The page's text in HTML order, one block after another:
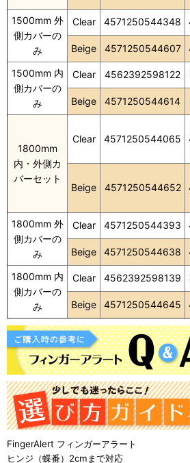
1500mm 外
側カバーの
み
Clear 4571250544348
Beige
4571250544607
1500mm 内
側カバーの
み
Clear 4562392598122
Beige
4571250544614
1800mm
内・外側カ
バーセット
Clear 4571250544065
Beige 4571250544652
1800mm 外
側カバーの
み
Clear 4571250544393
Beige
4571250544638
1800mm 内
側カバーの
み
Clear 4562392598139
Beige
4571250544645
FingerAlert フィンガーアラート
ヒンジ（蝶番）2cmまで対応